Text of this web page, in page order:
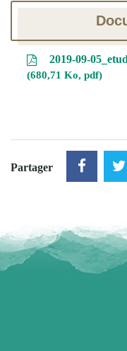
2019-09-
680,71 Ko, pdf
Partager